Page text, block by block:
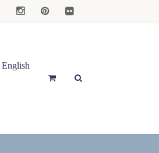
English